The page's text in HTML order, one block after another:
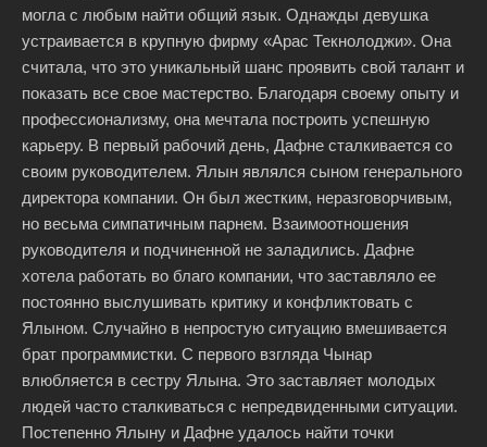
могла с любым найти общий язык. Однажды девушка
устраивается в крупную фирму «Арас Текнолоджи». Она
считала, что это уникальный шанс проявить свой талант и
показать все свое мастерство. Благодаря своему опыту и
профессионализму, она мечтала построить успешную
карьеру. В первый рабочий день, Дафне сталкивается со
своим руководителем. Ялын являлся сыном генерального
директора компании. Он был жестким, неразговорчивым,
но весьма симпатичным парнем. Взаимоотношения
руководителя и подчиненной не заладились. Дафне
хотела работать во благо компании, что заставляло ее
постоянно выслушивать критику и конфликтовать с
Ялыном. Случайно в непростую ситуацию вмешивается
брат программистки. С первого взгляда Чынар
влюбляется в сестру Ялына. Это заставляет молодых
людей часто сталкиваться с непредвиденными ситуации.
Постепенно Ялыну и Дафне удалось найти точки